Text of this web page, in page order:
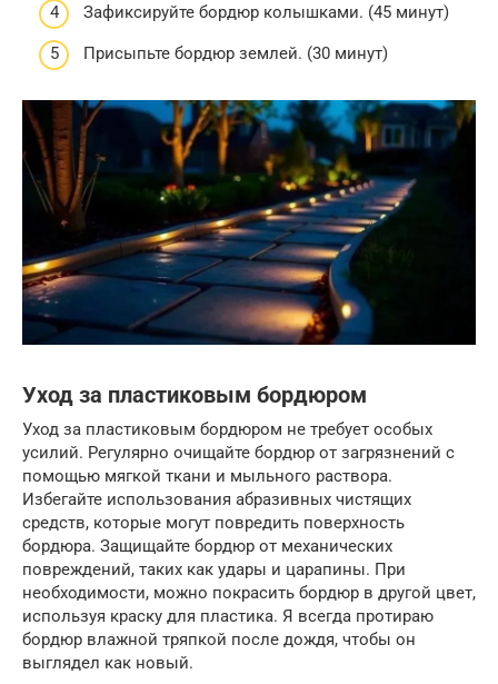
Зафиксируйте бордюр колышками. (45 минут)
Присыпьте бордюр землей. (30 минут)
Уход за пластиковым бордюром
Уход за пластиковым бордюром не требует особых
усилий. Регулярно очищайте бордюр от загрязнений с
помощью мягкой ткани и мыльного раствора.
Избегайте использования абразивных чистящих
средств, которые могут повредить поверхность
бордюра. Защищайте бордюр от механических
повреждений, таких как удары и царапины. При
необходимости, можно покрасить бордюр в другой цвет,
используя краску для пластика. Я всегда протираю
бордюр влажной тряпкой после дождя, чтобы он
выглядел как новый.